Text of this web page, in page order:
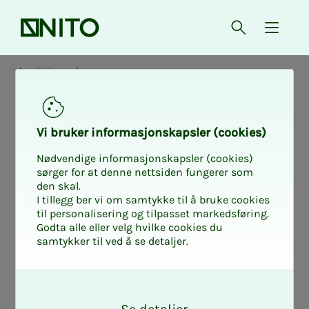
Forsiden Åpne søk
{
NITO i samfunnet
Vi bru­­­ker in­­­for­­­ma­­­sjons­­­kaps­­­­­ler (cookies)
Nødvendige informasjonskapsler (cookies)
sørger for at denne nettsiden fungerer som
den skal.
I tillegg ber vi om samtykke til å bruke cookies
til personalisering og tilpasset markedsføring.
Godta alle eller velg hvilke cookies du
samtykker til ved å se detaljer.